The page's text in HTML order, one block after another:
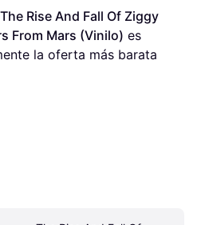
The Rise And Fall Of Ziggy
From Mars (Vinilo)
la oferta más barata